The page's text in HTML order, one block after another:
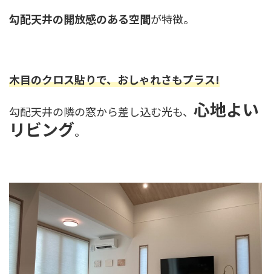
勾配天井の開放感のある空間が特徴。
木目のクロス貼りで、おしゃれさもプラス!
勾配天井の隣の窓から差し込む光も、 心地よい
リビング。